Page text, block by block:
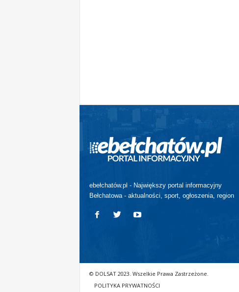
ebełchatów.pl - Największy portal informacyjny
Bełchatowa - aktualności, sport, ogłoszenia, region
© DOLSAT 2023. Wszelkie Prawa Zastrzeżone.
POLITYKA PRYWATNOŚCI